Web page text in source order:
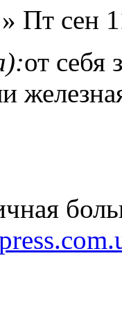
» Пт сен
от себя